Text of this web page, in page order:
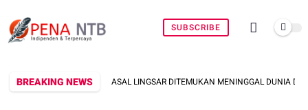
SUBSCRIBE
BREAKING NEWS
ASAL LINGSAR DITEMUKAN MENINGGAL DUNIA DI PINGGIR KALI LEMBAR